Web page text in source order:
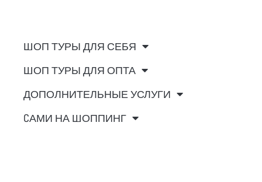
ШОП ТУРЫ ДЛЯ СЕБЯ
ШОП ТУРЫ ДЛЯ ОПТА
ДОПОЛНИТЕЛЬНЫЕ УСЛУГИ
CАМИ НА ШОППИНГ